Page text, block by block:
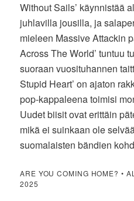
Without Sails’ käynnistää
juhlavilla jousilla, ja
mieleen Massive Attackin
Across The World’ tuntuu
suoraan vuosituhannen
Stupid Heart’ on ajaton
pop-kappaleena toimisi
Uudet biisit ovat erittäin
mikä ei suinkaan ole
suomalaisten bändien
ARE YOU COMING HOME? •
2025